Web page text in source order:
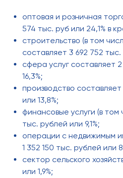
оптовая и розничная
574 тыс. руб или 24,1% в
строительство (в том
составляет 3 692 752
сфера услуг составляет
16,3%;
производство
или 13,8%;
финансовые услуги (в том
тыс. рублей или 9,1%;
операции с недвижимым
1 352 150 тыс. рублей или
сектор сельского
или 1,9%;